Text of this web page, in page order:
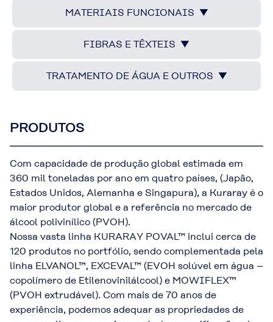
MATERIAIS FUNCIONAIS ▼
FIBRAS E TÊXTEIS ▼
TRATAMENTO DE ÁGUA E OUTROS ▼
PRODUTOS
Com capacidade de produção global estimada em
360 mil toneladas por ano em quatro países, (Japão,
Estados Unidos, Alemanha e Singapura), a Kuraray é o
maior produtor global e a referência no mercado de
álcool polivinílico (PVOH).
Nossa vasta linha KURARAY POVAL™ inclui cerca de
120 produtos no portfólio, sendo complementada pela
linha ELVANOL™, EXCEVAL™ (EVOH solúvel em água –
copolímero de Etilenovinilálcool) e MOWIFLEX™
(PVOH extrudável). Com mais de 70 anos de
experiência, podemos adequar as propriedades de